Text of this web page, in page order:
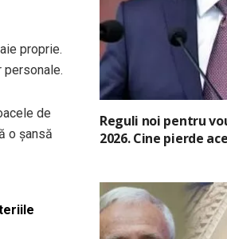
proprie.
de
o șansă
Reguli noi pentru
2026. Cine pierde